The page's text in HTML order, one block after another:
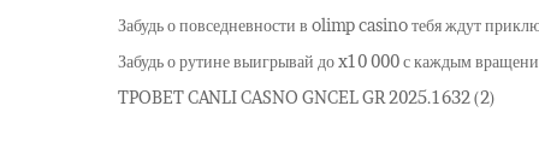
Забудь о повседневности в olimp casino тебя ждут
Забудь о рутине выигрывай до x10 000 с каждым
TPOBET CANLI CASNO GNCEL GR 2025.1632 (2)